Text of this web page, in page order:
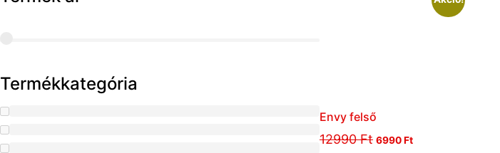
Termékkategória
Envy felső
12990Ft 6990Ft